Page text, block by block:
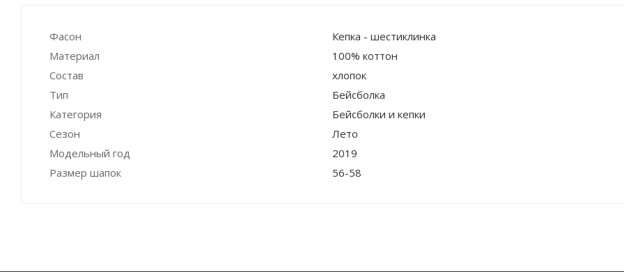
Фасон
Кепка - шестиклинка
Материал
100% коттон
Состав
хлопок
Тип
Бейсболка
Категория
Бейсболки и кепки
Сезон
Лето
Модельный год
2019
Размер шапок
56-58